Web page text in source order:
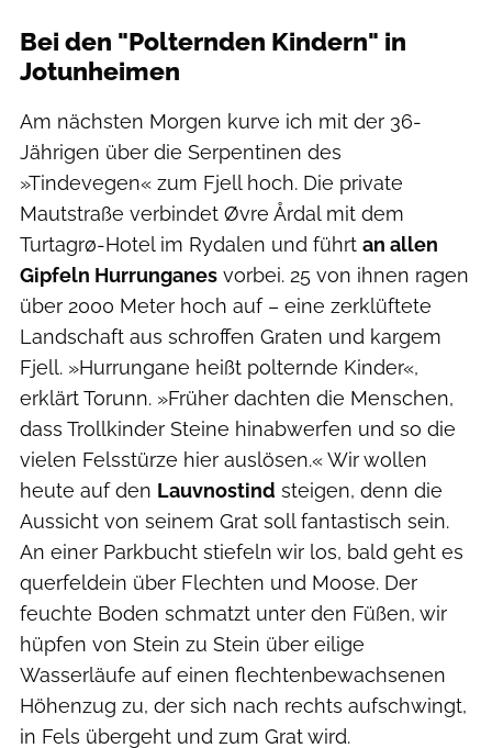
Bei den "Polternden Kindern" in
Jotunheimen
Am nächsten Morgen kurve ich mit der 36-
Jährigen über die Serpentinen des
»Tindevegen« zum Fjell hoch. Die private
Mautstraße verbindet Øvre Årdal mit dem
Turtagrø-Hotel im Rydalen und führt an allen
Gipfeln Hurrunganes vorbei. 25 von ihnen ragen
über 2000 Meter hoch auf – eine zerklüftete
Landschaft aus schroffen Graten und kargem
Fjell. »Hurrungane heißt polternde Kinder«,
erklärt Torunn. »Früher dachten die Menschen,
dass Trollkinder Steine hinabwerfen und so die
vielen Felsstürze hier auslösen.« Wir wollen
heute auf den Lauvnostind steigen, denn die
Aussicht von seinem Grat soll fantastisch sein.
An einer Parkbucht stiefeln wir los, bald geht es
querfeldein über Flechten und Moose. Der
feuchte Boden schmatzt unter den Füßen, wir
hüpfen von Stein zu Stein über eilige
Wasserläufe auf einen flechtenbewachsenen
Höhenzug zu, der sich nach rechts aufschwingt,
in Fels übergeht und zum Grat wird.